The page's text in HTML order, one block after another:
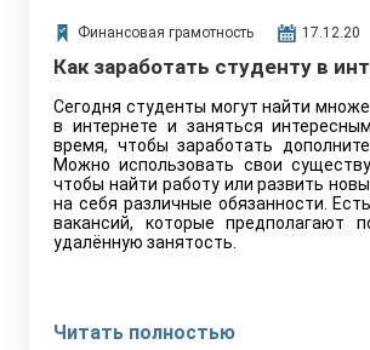
Финансовая грамотность 17.12.20
Как заработать студенту в
Сегодня студенты могут найти
в интернете и заняться
время, чтобы заработать
Можно использовать свои
чтобы найти работу или развить
на себя различные обязанности.
вакансий, которые предполагают
удалённую занятость.
Читать полностью